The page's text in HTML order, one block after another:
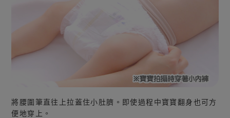
將腰圍筆直往上拉蓋住小肚臍。即使過程中寶寶翻身也可方
便地穿上。